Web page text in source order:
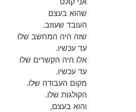
שהוא בעצם
העובד שעוזב.
שזה היה המחשב שלו
עד עכשיו.
אלו היה הקשרים שלו
עד עכשיו.
מקום העבודה שלו.
הקולגות שלו.
והוא בעצם,